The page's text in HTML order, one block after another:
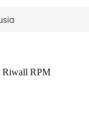
Riwall RPM